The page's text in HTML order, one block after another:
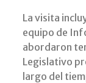
La visita
equipo de
abordaron
Legislativo
largo del